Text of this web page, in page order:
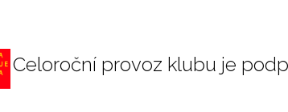
Celoroční provoz klubu je